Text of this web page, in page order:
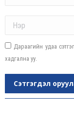
Дараагийн удаа
хадгална уу.
Сэтгэгдэл